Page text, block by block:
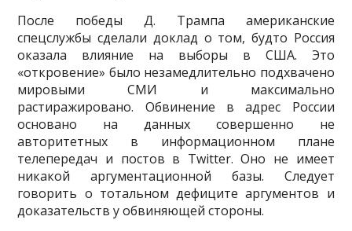
После победы Д. Трампа американские
спецслужбы сделали доклад о том, будто Россия
оказала влияние на выборы в США. Это
«откровение» было незамедлительно подхвачено
миро­выми СМИ и максимально
растиражировано. Обвинение в адрес России
основано на данных со­вершенно не
авторитетных в информационном плане
телепередач и постов в Twitter. Оно не имеет
никакой аргументационной базы. Следует
говорить о тотальном дефиците аргументов и
доказа­тельств у обвиняющей стороны.